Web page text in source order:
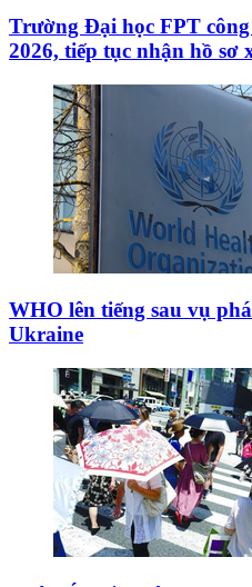
Trường Đại học FPT
2026, tiếp tục nhận hồ sơ
WHO lên tiếng sau vụ
Ukraine